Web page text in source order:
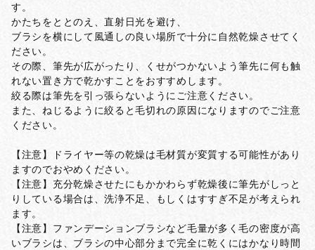
す。
かたちをととのえ、直射日光を避け、
ブラシを横にして風通しの良い場所で十分に自然乾燥させてく
ださい。
その際、筆先が広がったり、くせがつかないよう筆先に何も触
れない置き方で乾かすことをおすすめします。
絞る際は筆先を引っ張らないようにご注意ください。
また、ねじるように絞ると毛切れの原因になりますのでご注意
ください。
【注意】ドライヤー等の乾燥は毛材質が変質する可能性があり
ますのでおやめください。
【注意】充分乾燥させたにもかかわらず乾燥後に筆先がしっと
りしている場合は、洗浄不足、もしくはすすぎ不足が考えられ
ます。
【注意】ファンデーションブラシなど毛量が多く毛の密度が高
いブラシは、ブラシの中心部分まで完全に乾くにはかなり時間